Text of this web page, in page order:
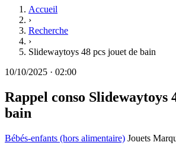
Accueil
›
Recherche
›
Slidewaytoys 48 pcs jouet de bain
10/10/2025 · 02:00
Rappel conso Slidewaytoys
bain
Bébés-enfants (hors alimentaire) Jouets